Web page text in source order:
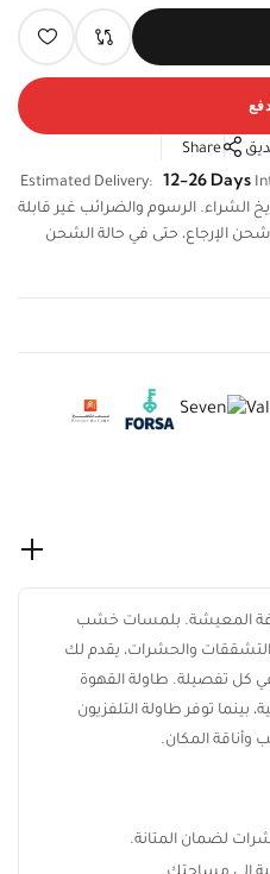
Share
Estimated Delivery:12-
14 يومًا من تاريخ الشراء. الرسوم والضرائب غير
شحن الإرجاع، حتى في حالة
غرفة المعيشة. بلمسات خشب
والحشرات، يقدم لك
كل تفصيلة. طاولة القهوة
بينما توفر طاولة التلفزيون
لضمان المتانة.